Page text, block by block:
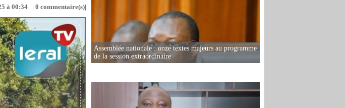
à 00:34 | | 0 commentaire(s)|
Assemblée nationale : onze textes majeurs au programme
de la session extraordinaire